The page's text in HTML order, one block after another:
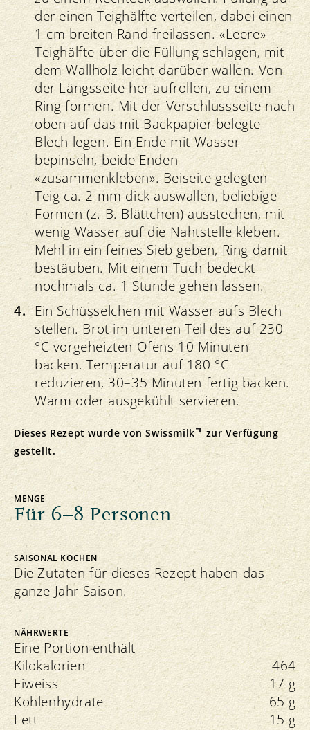
der einen Teighälfte verteilen, dabei einen
1 cm breiten Rand freilassen. «Leere»
Teighälfte über die Füllung schlagen, mit
dem Wallholz leicht darüber wallen. Von
der Längsseite her aufrollen, zu einem
Ring formen. Mit der Verschlussseite nach
oben auf das mit Backpapier belegte
Blech legen. Ein Ende mit Wasser
bepinseln, beide Enden
«zusammenkleben». Beiseite gelegten
Teig ca. 2 mm dick auswallen, beliebige
Formen (z. B. Blättchen) ausstechen, mit
wenig Wasser auf die Nahtstelle kleben.
Mehl in ein feines Sieb geben, Ring damit
bestäuben. Mit einem Tuch bedeckt
nochmals ca. 1 Stunde gehen lassen.
Ein Schüsselchen mit Wasser aufs Blech
stellen. Brot im unteren Teil des auf 230
°C vorgeheizten Ofens 10 Minuten
backen. Temperatur auf 180 °C
reduzieren, 30–35 Minuten fertig backen.
Warm oder ausgekühlt servieren.
Dieses Rezept wurde vonSwissmilk
zur Verfügung
gestellt.
MENGE
Für 6–8 Personen
SAISONAL KOCHEN
Die Zutaten für dieses Rezept haben das
ganze Jahr Saison.
NÄHRWERTE
Eine Portion enthält
Kilokalorien
464
Eiweiss
17 g
Kohlenhydrate
65 g
Fett
15 g